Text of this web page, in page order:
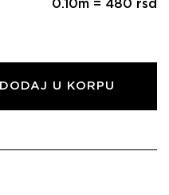
0.10m = 480 rsd
DODAJ U KORPU